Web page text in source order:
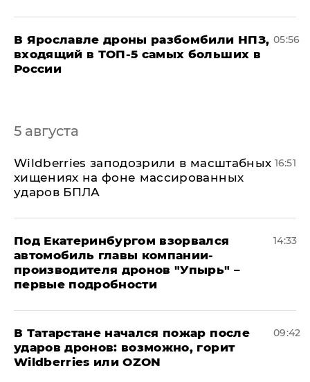
В Ярославле дроны разбомбили НПЗ,
входящий в ТОП-5 самых больших в
России
05:56
5 августа
Wildberries заподозрили в масштабных
хищениях на фоне массированных
ударов БПЛА
16:51
Под Екатеринбургом взорвался
автомобиль главы компании-
производителя дронов "Упырь" –
первые подробности
14:33
В Татарстане начался пожар после
ударов дронов: возможно, горит
Wildberries или OZON
09:42